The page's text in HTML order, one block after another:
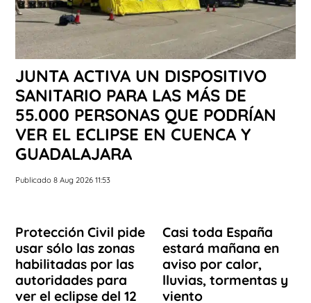
JUNTA ACTIVA UN DISPOSITIVO
SANITARIO PARA LAS MÁS DE
55.000 PERSONAS QUE PODRÍAN
VER EL ECLIPSE EN CUENCA Y
GUADALAJARA
Publicado 8 Aug 2026 11:53
Protección Civil pide
usar sólo las zonas
habilitadas por las
autoridades para
ver el eclipse del 12
Casi toda España
estará mañana en
aviso por calor,
lluvias, tormentas y
viento